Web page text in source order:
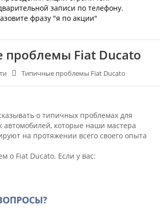
записи по телефону.
фразу "я по акции"
проблемы Fiat Ducato
Типичные проблемы Fiat Ducato
о типичных проблемах для
автомобилей, которые наши мастера
на протяжении всего своего опыта
о Fiat Ducato. Если у вас: